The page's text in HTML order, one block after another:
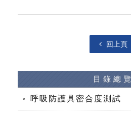
回上頁
目錄總覽
呼吸防護具密合度測試